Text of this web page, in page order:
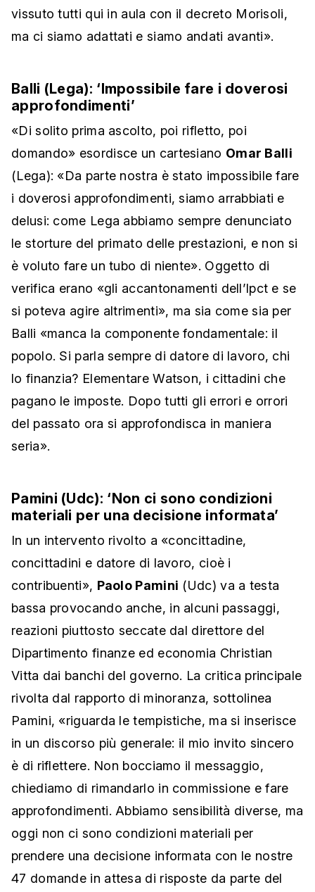
vissuto tutti qui in aula con il decreto Morisoli,
ma ci siamo adattati e siamo andati avanti».
Balli (Lega): ‘Impossibile fare i doverosi
approfondimenti’
«Di solito prima ascolto, poi rifletto, poi
domando» esordisce un cartesiano Omar Balli
(Lega): «Da parte nostra è stato impossibile fare
i doverosi approfondimenti, siamo arrabbiati e
delusi: come Lega abbiamo sempre denunciato
le storture del primato delle prestazioni, e non si
è voluto fare un tubo di niente». Oggetto di
verifica erano «gli accantonamenti dell’Ipct e se
si poteva agire altrimenti», ma sia come sia per
Balli «manca la componente fondamentale: il
popolo. Si parla sempre di datore di lavoro, chi
lo finanzia? Elementare Watson, i cittadini che
pagano le imposte. Dopo tutti gli errori e orrori
del passato ora si approfondisca in maniera
seria».
Pamini (Udc): ‘Non ci sono condizioni
materiali per una decisione informata’
In un intervento rivolto a «concittadine,
concittadini e datore di lavoro, cioè i
contribuenti», Paolo Pamini (Udc) va a testa
bassa provocando anche, in alcuni passaggi,
reazioni piuttosto seccate dal direttore del
Dipartimento finanze ed economia Christian
Vitta dai banchi del governo. La critica principale
rivolta dal rapporto di minoranza, sottolinea
Pamini, «riguarda le tempistiche, ma si inserisce
in un discorso più generale: il mio invito sincero
è di riflettere. Non bocciamo il messaggio,
chiediamo di rimandarlo in commissione e fare
approfondimenti. Abbiamo sensibilità diverse, ma
oggi non ci sono condizioni materiali per
prendere una decisione informata con le nostre
47 domande in attesa di risposte da parte del